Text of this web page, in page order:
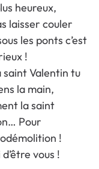
heureux,
laisser couler
les ponts c’est
!
saint Valentin tu
la main,
la saint
Pour
!
vous !